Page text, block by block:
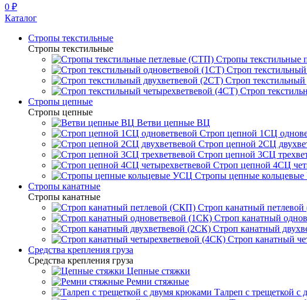
0 ₽
Каталог
Стропы текстильные
Стропы текстильные
Стропы текстильные
Строп
Строп
Строп
Стропы цепные
Стропы цепные
Ветви цепные ВЦ
Строп цепной 1СЦ
Строп цепной 2СЦ
Строп цепной 3СЦ
Строп цепной 4СЦ
Стропы цепные
Стропы канатные
Стропы канатные
Строп канатный
Строп канатный
Строп канатный
Строп канатный
Средства крепления груза
Средства крепления груза
Цепные стяжки
Ремни стяжные
Талреп с трещеткой с